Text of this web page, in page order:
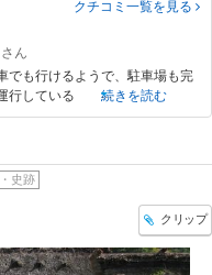
クチコミ一覧を見る
でも行けるようで、駐車場も完
行している
続きを読む
史跡
クリップ